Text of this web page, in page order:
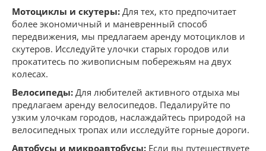
Мотоциклы и скутеры: Для тех, кто предпочитает
более экономичный и маневренный способ
передвижения, мы предлагаем аренду мотоциклов и
скутеров. Исследуйте улочки старых городов или
прокатитесь по живописным побережьям на двух
колесах.
Велосипеды: Для любителей активного отдыха мы
предлагаем аренду велосипедов. Педалируйте по
узким улочкам городов, наслаждайтесь природой на
велосипедных тропах или исследуйте горные дороги.
Автобусы и микроавтобусы: Если вы путешествуете